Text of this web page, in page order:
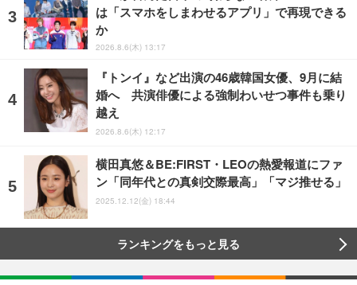
は「スマホをしまわせるアプリ」で再現できる
か
2026.8.6(木) 13:17
『トンイ』など出演の46歳韓国女優、9月に結
婚へ 共演俳優による強制わいせつ事件も乗り
越え
2026.8.6(木) 12:17
横田真悠＆BE:FIRST・LEOの熱愛報道にファ
ン「同年代との真剣交際最高」「マジ推せる」
2025.12.12(金) 18:44
ランキングをもっと見る